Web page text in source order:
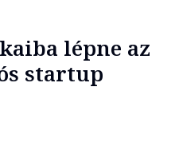
lépne az
startup